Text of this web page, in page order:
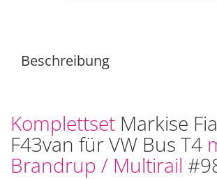
Beschreibung
Komplettset Markise
F43van für VW Bus T4
Brandrup / Multirail